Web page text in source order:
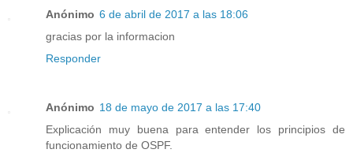
Anónimo 6 de abril de 2017 a las 18:06
gracias por la informacion
Responder
Anónimo 18 de mayo de 2017 a las 17:40
Explicación muy buena para entender los principios de
funcionamiento de OSPF.